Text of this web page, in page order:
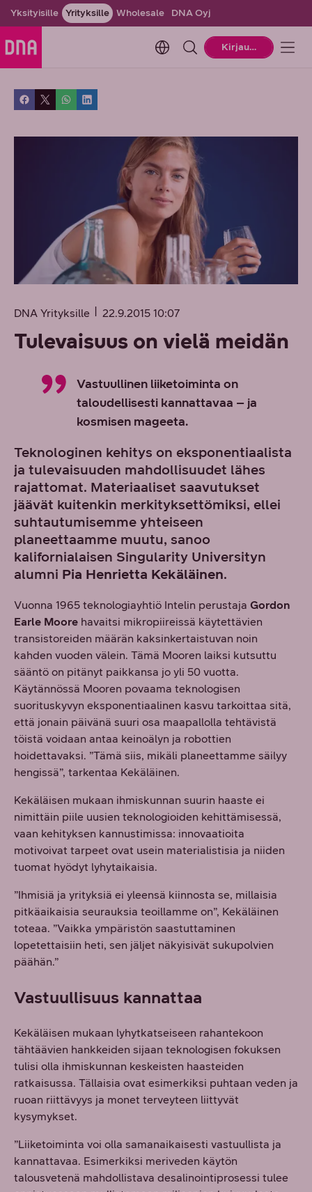
Yksityisille Yrityksille Wholesale DNA Oyj
Change language. Current
Kirjaudu
DNA Yrityksille 22.9.2015 10:07
Tulevaisuus on vielä meidän
Vastuullinen liiketoiminta on
taloudellisesti kannattavaa – ja
kosmisen mageeta.
Teknologinen kehitys on eksponentiaalista
ja tulevaisuuden mahdollisuudet lähes
rajattomat. Materiaaliset saavutukset
jäävät kuitenkin merkityksettömiksi, ellei
suhtautumisemme yhteiseen
planeettaamme muutu, sanoo
kalifornialaisen Singularity Universityn
alumni Pia Henrietta Kekäläinen.
Vuonna 1965 teknologiayhtiö Intelin perustaja Gordon
Earle Moore havaitsi mikropiireissä käytettävien
transistoreiden määrän kaksinkertaistuvan noin
kahden vuoden välein. Tämä Mooren laiksi kutsuttu
sääntö on pitänyt paikkansa jo yli 50 vuotta.
Käytännössä Mooren povaama teknologisen
suorituskyvyn eksponentiaalinen kasvu tarkoittaa sitä,
että jonain päivänä suuri osa maapallolla tehtävistä
töistä voidaan antaa keinoälyn ja robottien
hoidettavaksi. ”Tämä siis, mikäli planeettamme säilyy
hengissä”, tarkentaa Kekäläinen.
Kekäläisen mukaan ihmiskunnan suurin haaste ei
nimittäin piile uusien teknologioiden kehittämisessä,
vaan kehityksen kannustimissa: innovaatioita
motivoivat tarpeet ovat usein materialistisia ja niiden
tuomat hyödyt lyhytaikaisia.
”Ihmisiä ja yrityksiä ei yleensä kiinnosta se, millaisia
pitkäaikaisia seurauksia teoillamme on”, Kekäläinen
toteaa. ”Vaikka ympäristön saastuttaminen
lopetettaisiin heti, sen jäljet näkyisivät sukupolvien
päähän.”
Vastuullisuus kannattaa
Kekäläisen mukaan lyhytkatseiseen rahantekoon
tähtäävien hankkeiden sijaan teknologisen fokuksen
tulisi olla ihmiskunnan keskeisten haasteiden
ratkaisussa. Tällaisia ovat esimerkiksi puhtaan veden ja
ruoan riittävyys ja monet terveyteen liittyvät
kysymykset.
”Liiketoiminta voi olla samanaikaisesti vastuullista ja
kannattavaa. Esimerkiksi meriveden käytön
talousvetenä mahdollistava desalinointiprosessi tulee